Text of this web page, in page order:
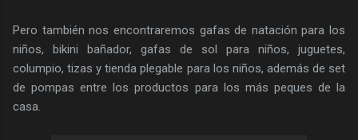
Pero también nos encontraremos gafas de natación para los
niños, bikini bañador, gafas de sol para niños, juguetes,
columpio, tizas y tienda plegable para los niños, además de set
de pompas entre los productos para los más peques de la
casa.